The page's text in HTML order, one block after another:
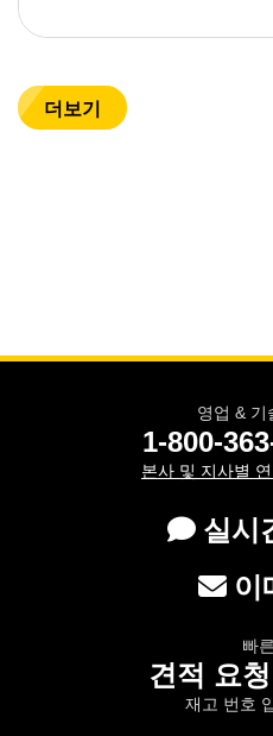
더보기
영업 & 기
1-800-
본사 및 지사별
실시
이
빠른
견적 요
재고 번호